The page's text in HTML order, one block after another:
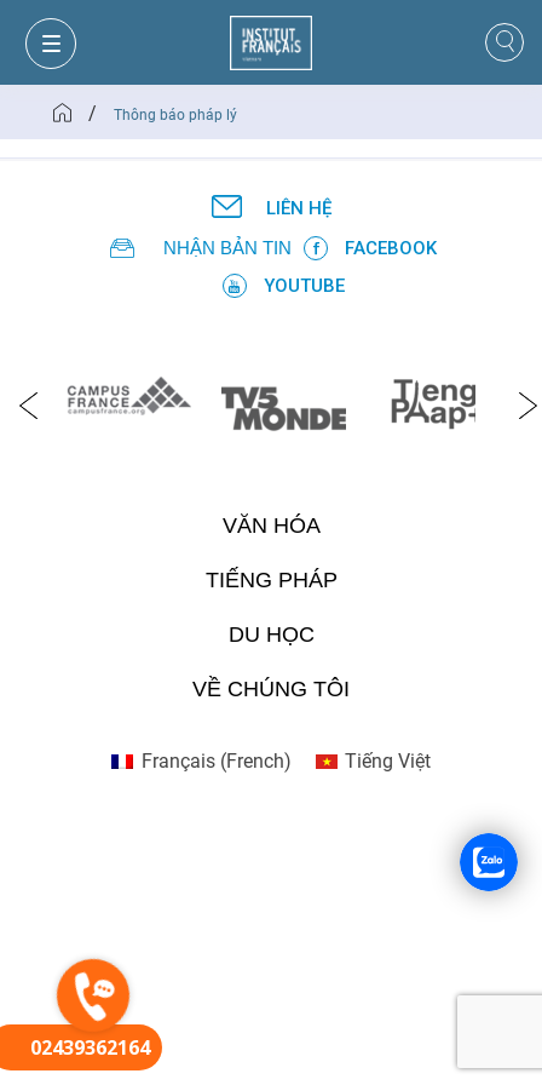
/ Thông báo pháp lý
LIÊN HỆ
NHẬN BẢN TIN
FACEBOOK
YOUTUBE
VĂN HÓA
TIẾNG PHÁP
DU HỌC
VỀ CHÚNG TÔI
Français(French) Tiếng Việt
02439362164